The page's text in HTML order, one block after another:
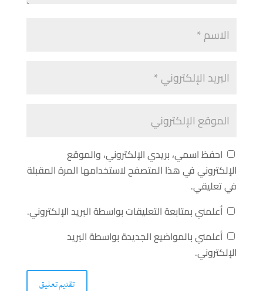
احفظ اسمي، بريدي الإلكتروني، والموقع
الإلكتروني في هذا المتصفح لاستخدامها المرة المقبلة
في تعليقي.
أعلمني بمتابعة التعليقات بواسطة البريد الإلكتروني.
أعلمني بالمواضيع الجديدة بواسطة البريد
الإلكتروني.